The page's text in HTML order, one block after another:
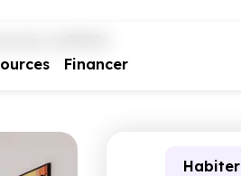
Financer
Habiter